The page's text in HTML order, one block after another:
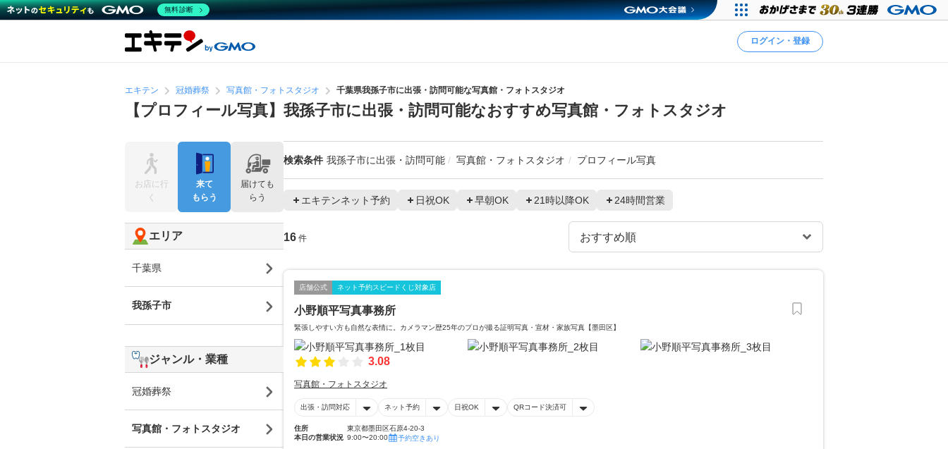
ログイン・登録
エキテン 冠婚葬祭 写真館・フォトスタジオ 千葉県我孫子市に出張・訪問可能な写真館・フォトスタジオ
【プロフィール写真】我孫子市に出張・訪問可能なおすすめ写真館・フォトスタジオ
検索条件 我孫子市に出張・訪問可能 写真館・フォトスタジオ プロフィール写真
エキテンネット予約 日祝OK 早朝OK 21時以降OK 24時間営業
16 件
店舗公式 ネット予約スピードくじ対象店
小野順平写真事務所
緊張しやすい方も自然な表情に。カメラマン歴25年のプロが撮る証明写真・宣材・家族写真【墨田区】
3.08
写真館・フォトスタジオ
出張・訪問対応 ネット予約 日祝OK QRコード決済可
住所
東京都墨田区石原4-20-3
本日の営業状況 9:00〜20:00 予約空きあり
お店に行
く
来て
もらう
届けても
らう
エリア
千葉県
我孫子市
ジャンル・業種
冠婚葬祭
写真館・フォトスタジオ
無料診断